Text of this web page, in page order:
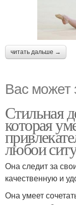
читать дальше →
Вас может
Стильная
которая
любои
Она следит за
качественную и
Она умеет